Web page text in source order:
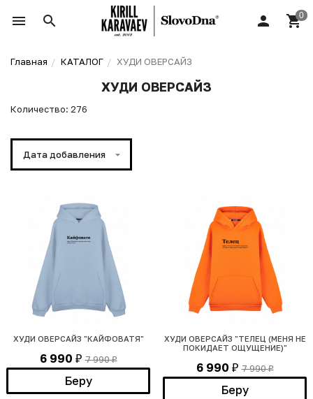
Главная КАТАЛОГ ХУДИ ОВЕРСАЙЗ
ХУДИ ОВЕРСАЙЗ
Количество: 276
Дата добавления
ХУДИ ОВЕРСАЙЗ "КАЙФОВАТЯ"
6 990 ₽ 7 990₽
Беру
ХУДИ ОВЕРСАЙЗ "ТЕЛЕЦ (МЕНЯ НЕ
ПОКИДАЕТ ОЩУЩЕНИЕ)"
6 990 ₽ 7 990₽
Беру